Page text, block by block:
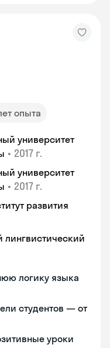
опыта
университет
• 2017 г.
университет
• 2017 г.
развития
лингвистический
логику языка
студентов — от
уроки